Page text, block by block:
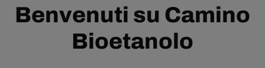
Benvenuti su Camino
Bioetanolo